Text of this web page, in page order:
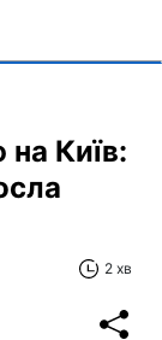
на Київ:
2 хв